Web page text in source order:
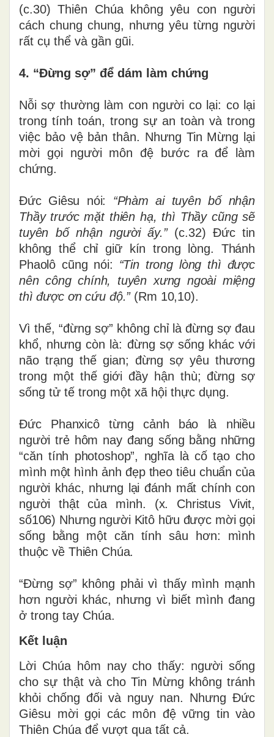
(c.30) Thiên Chúa không yêu con người
cách chung chung, nhưng yêu từng người
rất cụ thể và gần gũi.
4. “Đừng sợ” để dám làm chứng
Nỗi sợ thường làm con người co lại: co lại
trong tính toán, trong sự an toàn và trong
việc bảo vệ bản thân. Nhưng Tin Mừng lại
mời gọi người môn đệ bước ra để làm
chứng.
Đức Giêsu nói: “Phàm ai tuyên bố nhận
Thầy trước mặt thiên hạ, thì Thầy cũng sẽ
tuyên bố nhận người ấy.”(c.32) Đức tin
không thể chỉ giữ kín trong lòng. Thánh
Phaolô cũng nói: “Tin trong lòng thì được
nên công chính, tuyên xưng ngoài miệng
thì được ơn cứu độ.”(Rm 10,10).
Vì thế, “đừng sợ” không chỉ là đừng sợ đau
khổ, nhưng còn là: đừng sợ sống khác với
não trạng thế gian; đừng sợ yêu thương
trong một thế giới đầy hận thù; đừng sợ
sống tử tế trong một xã hội thực dụng.
Đức Phanxicô từng cảnh báo là nhiều
người trẻ hôm nay đang sống bằng những
“căn tính photoshop”, nghĩa là cố tạo cho
mình một hình ảnh đẹp theo tiêu chuẩn của
người khác, nhưng lại đánh mất chính con
người thật của mình. (x. Christus Vivit,
số106) Nhưng người Kitô hữu được mời gọi
sống bằng một căn tính sâu hơn: mình
thuộc về Thiên Chúa.
“Đừng sợ” không phải vì thấy mình mạnh
hơn người khác, nhưng vì biết mình đang
ở trong tay Chúa.
Kết luận
Lời Chúa hôm nay cho thấy: người sống
cho sự thật và cho Tin Mừng không tránh
khỏi chống đối và nguy nan. Nhưng Đức
Giêsu mời gọi các môn đệ vững tin vào
Thiên Chúa để vượt qua tất cả.